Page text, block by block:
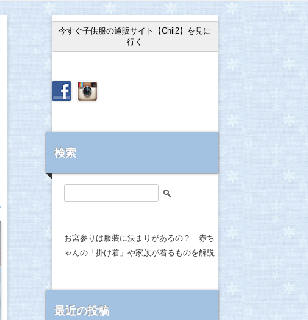
今すぐ子供服の通販サイト【Chil2】を見に
行く
検索
検
索
お宮参りは服装に決まりがあるの？ 赤ち
ゃんの「掛け着」や家族が着るものを解説
最近の投稿